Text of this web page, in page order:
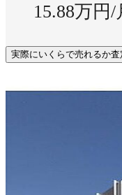
15.88万円/
実際にいくらで売れるか査